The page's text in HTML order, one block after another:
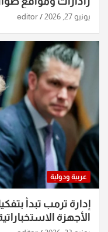
الساعات الماضية
يونيو 27, 2026 editor
عربية ودولية
إدارة ترمب تبدأ
الأجهزة